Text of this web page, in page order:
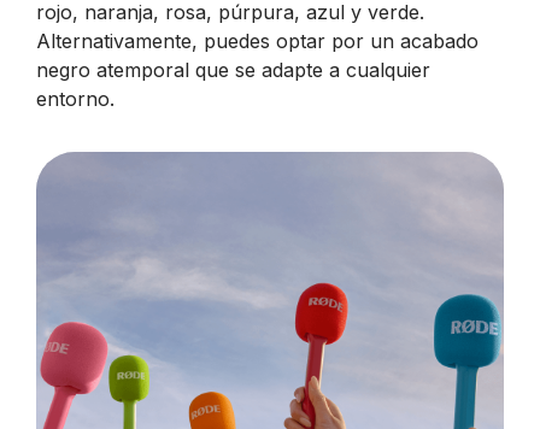
rojo, naranja, rosa, púrpura, azul y verde.
Alternativamente, puedes optar por un acabado
negro atemporal que se adapte a cualquier
entorno.